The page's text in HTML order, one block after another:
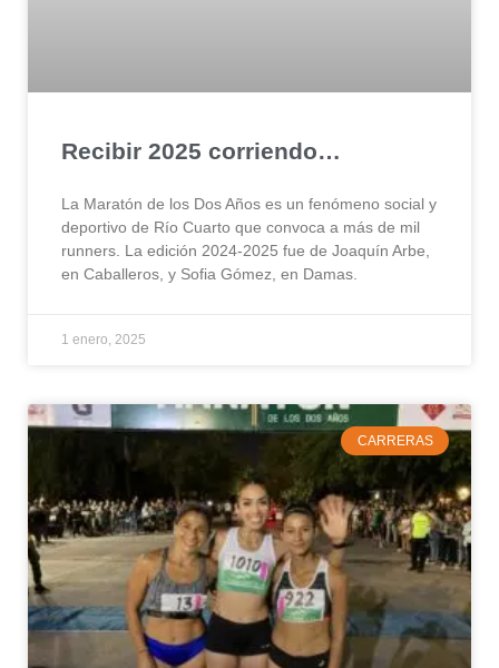
Recibir 2025 corriendo…
La Maratón de los Dos Años es un fenómeno social y
deportivo de Río Cuarto que convoca a más de mil
runners. La edición 2024-2025 fue de Joaquín Arbe,
en Caballeros, y Sofia Gómez, en Damas.
1 enero, 2025
CARRERAS